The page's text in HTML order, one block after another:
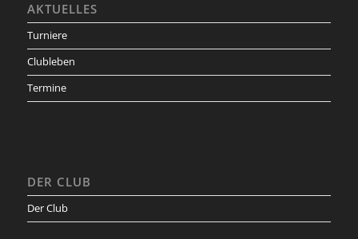
AKTUELLES
Turniere
Clubleben
Termine
DER CLUB
Der Club